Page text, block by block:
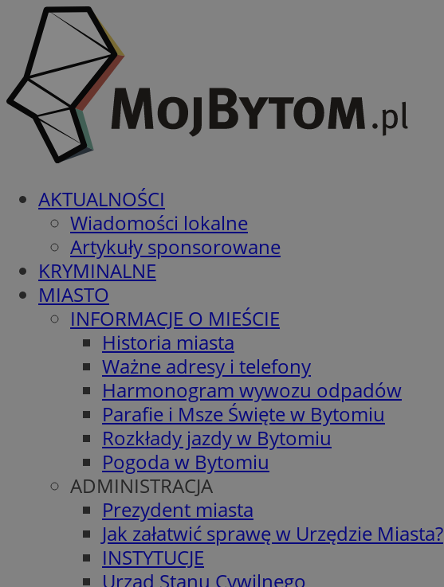
AKTUALNOŚCI
Wiadomości lokalne
Artykuły sponsorowane
KRYMINALNE
MIASTO
INFORMACJE O MIEŚCIE
Historia miasta
Ważne adresy i telefony
Harmonogram wywozu odpadów
Parafie i Msze Święte w Bytomiu
Rozkłady jazdy w Bytomiu
Pogoda w Bytomiu
ADMINISTRACJA
Prezydent miasta
Jak załatwić sprawę w Urzędzie Miasta?
INSTYTUCJE
Urząd Stanu Cywilnego